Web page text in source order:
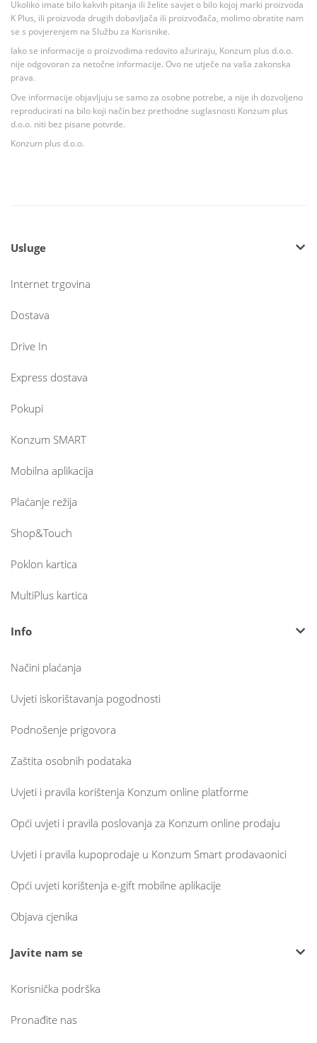
Ukoliko imate bilo kakvih pitanja ili želite savjet o bilo kojoj marki proizvoda
K Plus, ili proizvoda drugih dobavljača ili proizvođača, molimo obratite nam
se s povjerenjem na Službu za Korisnike.
Iako se informacije o proizvodima redovito ažuriraju, Konzum plus d.o.o.
nije odgovoran za netočne informacije. Ovo ne utječe na vaša zakonska
prava.
Ove informacije objavljuju se samo za osobne potrebe, a nije ih dozvoljeno
reproducirati na bilo koji način bez prethodne suglasnosti Konzum plus
d.o.o. niti bez pisane potvrde.
Konzum plus d.o.o.
Usluge
Internet trgovina
Dostava
Drive In
Express dostava
Pokupi
Konzum SMART
Mobilna aplikacija
Plaćanje režija
Shop&Touch
Poklon kartica
MultiPlus kartica
Info
Načini plaćanja
Uvjeti iskorištavanja pogodnosti
Podnošenje prigovora
Zaštita osobnih podataka
Uvjeti i pravila korištenja Konzum online platforme
Opći uvjeti i pravila poslovanja za Konzum online prodaju
Uvjeti i pravila kupoprodaje u Konzum Smart prodavaonici
Opći uvjeti korištenja e-gift mobilne aplikacije
Objava cjenika
Javite nam se
Korisnička podrška
Pronađite nas